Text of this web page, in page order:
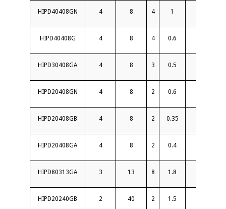
HIPD40408GN 4 8 4 1
HIPD40408G 4 8 4 0.6
HIPD30408GA 4 8 3 0.5
HIPD20408GN 4 8 2 0.6
HIPD20408GB 4 8 2 0.35
HIPD20408GA 4 8 2 0.4
HIPD80313GA 3 13 8 1.8
HIPD20240GB 2 40 2 1.5